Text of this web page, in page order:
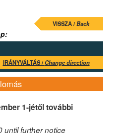
VISSZA /Back
IRÁNYVÁLTÁS /Change direction
1-jétől további
until further notice